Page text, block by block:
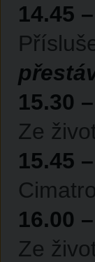
14.45
15.30
Ze
15.45
16.00
Ze